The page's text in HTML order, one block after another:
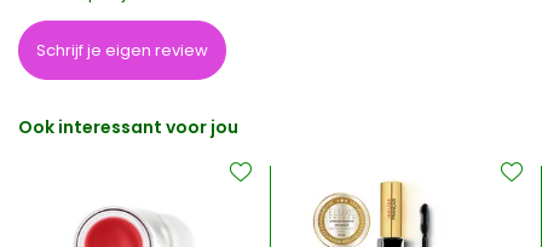
Schrijf je eigen review
Ook interessant voor jou